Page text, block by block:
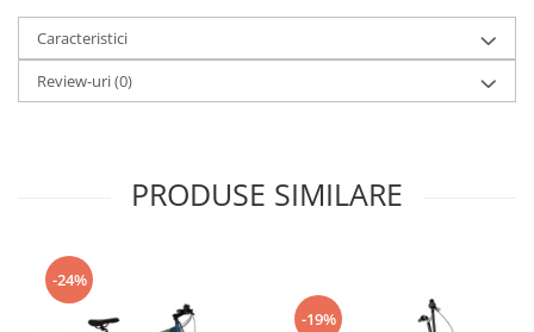
Caracteristici
Review-uri(0)
PRODUSE SIMILARE
-24%
-19%